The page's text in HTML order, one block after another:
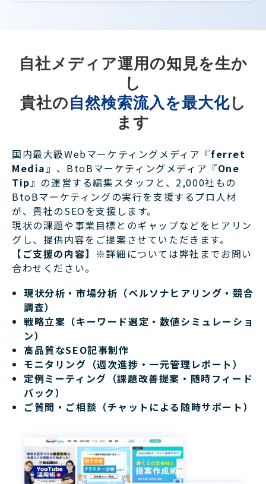
自社メディア運用の知見を生か
し
貴社の自然検索流入を最大化し
ます
国内最大級Webマーケティングメディア『ferret
Media』、BtoBマーケティングメディア『One
Tip』の運営する編集スタッフと、2,000社もの
BtoBマーケティングの実行を支援するプロ人材
が、貴社のSEOを支援します。
現状の課題や事業目標とのギャップなどをヒアリン
グし、提供内容をご提案させていただきます。
【ご支援の内容】 ※詳細については弊社までお問い
合わせください。
現状分析・市場分析（ペルソナヒアリング・競合
調査）
戦略立案（キーワード選定・数値シミュレーショ
ン）
高品質なSEO記事制作
モニタリング（週次進捗・一元管理レポート）
定例ミーティング（課題改善提案・随時フィード
バック）
ご質問・ご相談（チャットによる随時サポート）